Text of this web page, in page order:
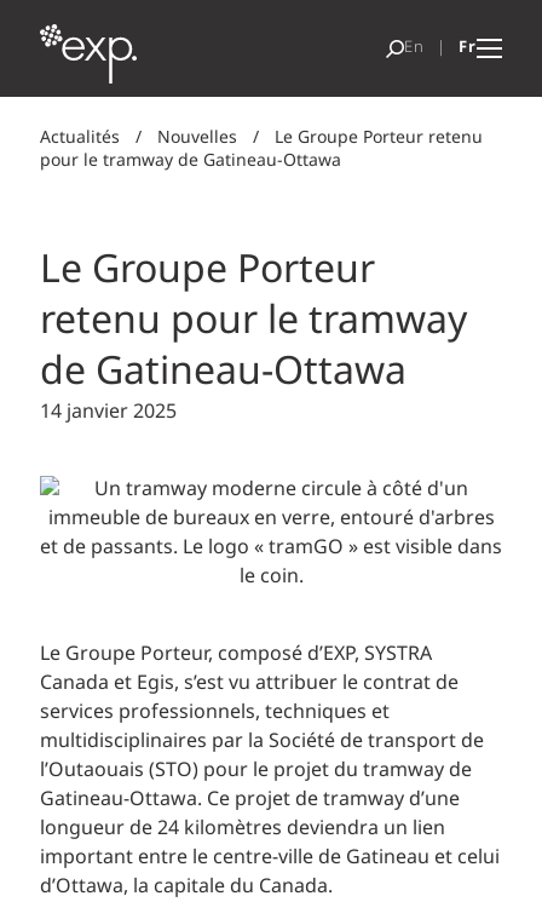
Actualités / Nouvelles /
Le Groupe Porteur retenu
pour le tramway de Gatineau-Ottawa
Le Groupe Porteur
retenu pour le tramway
de Gatineau-Ottawa
14 janvier 2025
Le Groupe Porteur, composé d’EXP, SYSTRA
Canada et Egis, s’est vu attribuer le contrat de
services professionnels, techniques et
multidisciplinaires par la Société de transport de
l’Outaouais (STO) pour le projet du tramway de
Gatineau-Ottawa. Ce projet de tramway d’une
longueur de 24 kilomètres deviendra un lien
important entre le centre-ville de Gatineau et celui
d’Ottawa, la capitale du Canada.